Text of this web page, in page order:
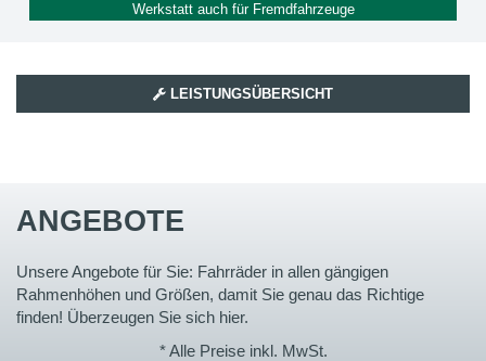
Werkstatt auch für Fremdfahrzeuge
LEISTUNGSÜBERSICHT
ANGEBOTE
Unsere Angebote für Sie: Fahrräder in allen gängigen
Rahmenhöhen und Größen, damit Sie genau das Richtige
finden! Überzeugen Sie sich hier.
* Alle Preise inkl. MwSt.